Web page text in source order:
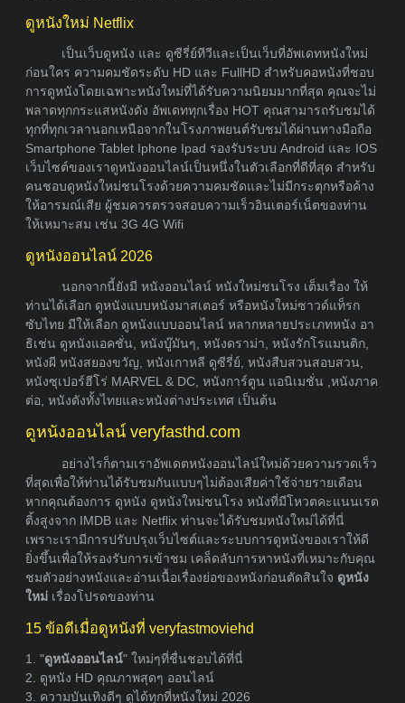
ดูหนังใหม่ Netflix
เป็นเว็บดูหนัง และ ดูซีรี่ย์ทีวีและเป็นเว็บที่อัพเดทหนังใหม่
ก่อนใคร ความคมชัดระดับ HD และ FullHD สำหรับคอหนังที่ชอบ
การดูหนังโดยเฉพาะหนังใหม่ที่ได้รับความนิยมมากที่สุด คุณจะไม่
พลาดทุกกระแสหนังดัง อัพเดททุกเรื่อง HOT คุณสามารถรับชมได้
ทุกที่ทุกเวลานอกเหนือจากในโรงภาพยนต์รับชมได้ผ่านทางมือถือ
Smartphone Tablet Iphone Ipad รองรับระบบ Android และ IOS
เว็บไซต์ของเราดูหนังออนไลน์เป็นหนึ่งในตัวเลือกที่ดีที่สุด สำหรับ
คนชอบดูหนังใหม่ชนโรงด้วยความคมชัดและไม่มีกระตุกหรือค้าง
ให้อารมณ์เสีย ผู้ชมควรตรวจสอบความเร็วอินเตอร์เน็ตของท่าน
ให้เหมาะสม เช่น 3G 4G Wifi
ดูหนังออนไลน์ 2026
นอกจากนี้ยังมี หนังออนไลน์ หนังใหม่ชนโรง เต็มเรื่อง ให้
ท่านได้เลือก ดูหนังแบบหนังมาสเตอร์ หรือหนังใหม่ซาวด์แท็รก
ซับไทย มีให้เลือก ดูหนังแบบออนไลน์ หลากหลายประเภทหนัง อา
ธิเช่น ดูหนังแอคชั่น, หนังบู๊มันๆ, หนังดราม่า, หนังรักโรแมนติก,
หนังผี หนังสยองขวัญ, หนังเกาหลี ดูซีรี่ย์, หนังสืบสวนสอบสวน,
หนังซุเปอร์ฮีโร่ MARVEL & DC, หนังการ์ตูน แอนิเมชั่น ,หนังภาค
ต่อ, หนังดังทั้งไทยและหนังต่างประเทศ เป็นต้น
ดูหนังออนไลน์ veryfasthd.com
อย่างไรก็ตามเราอัพเดตหนังออนไลน์ใหม่ด้วยความรวดเร็ว
ที่สุดเพื่อให้ท่านได้รับชมกันแบบๆไม่ต้องเสียค่าใช้จ่ายรายเดือน
หากคุณต้องการ ดูหนัง ดูหนังใหม่ชนโรง หนังที่มีโหวตคะแนนเรต
ติ้งสูงจาก IMDB และ Netflix ท่านจะได้รับชมหนังใหม่ได้ที่นี่
เพราะเรามีการปรับปรุงเว็บไซต์และระบบการดูหนังของเราให้ดี
ยิ่งขึ้นเพื่อให้รองรับการเข้าชม เคล็ดลับการหาหนังที่เหมาะกับคุณ
ชมตัวอย่างหนังและอ่านเนื้อเรื่องย่อของหนังก่อนตัดสินใจ ดูหนัง
ใหม่ เรื่องโปรดของท่าน
15 ข้อดีเมื่อดูหนังที่ veryfastmoviehd
1. "ดูหนังออนไลน์" ใหม่ๆที่ชื่นชอบได้ที่นี่
2. ดูหนัง HD คุณภาพสุดๆ ออนไลน์
3. ความบันเทิงดีๆ ดูได้ทุกที่หนังใหม่ 2026